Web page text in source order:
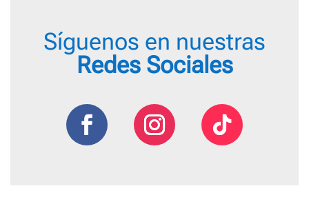
Síguenos en nuestras
Redes Sociales